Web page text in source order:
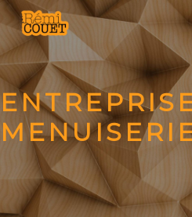
Panneau de gestion des cookies